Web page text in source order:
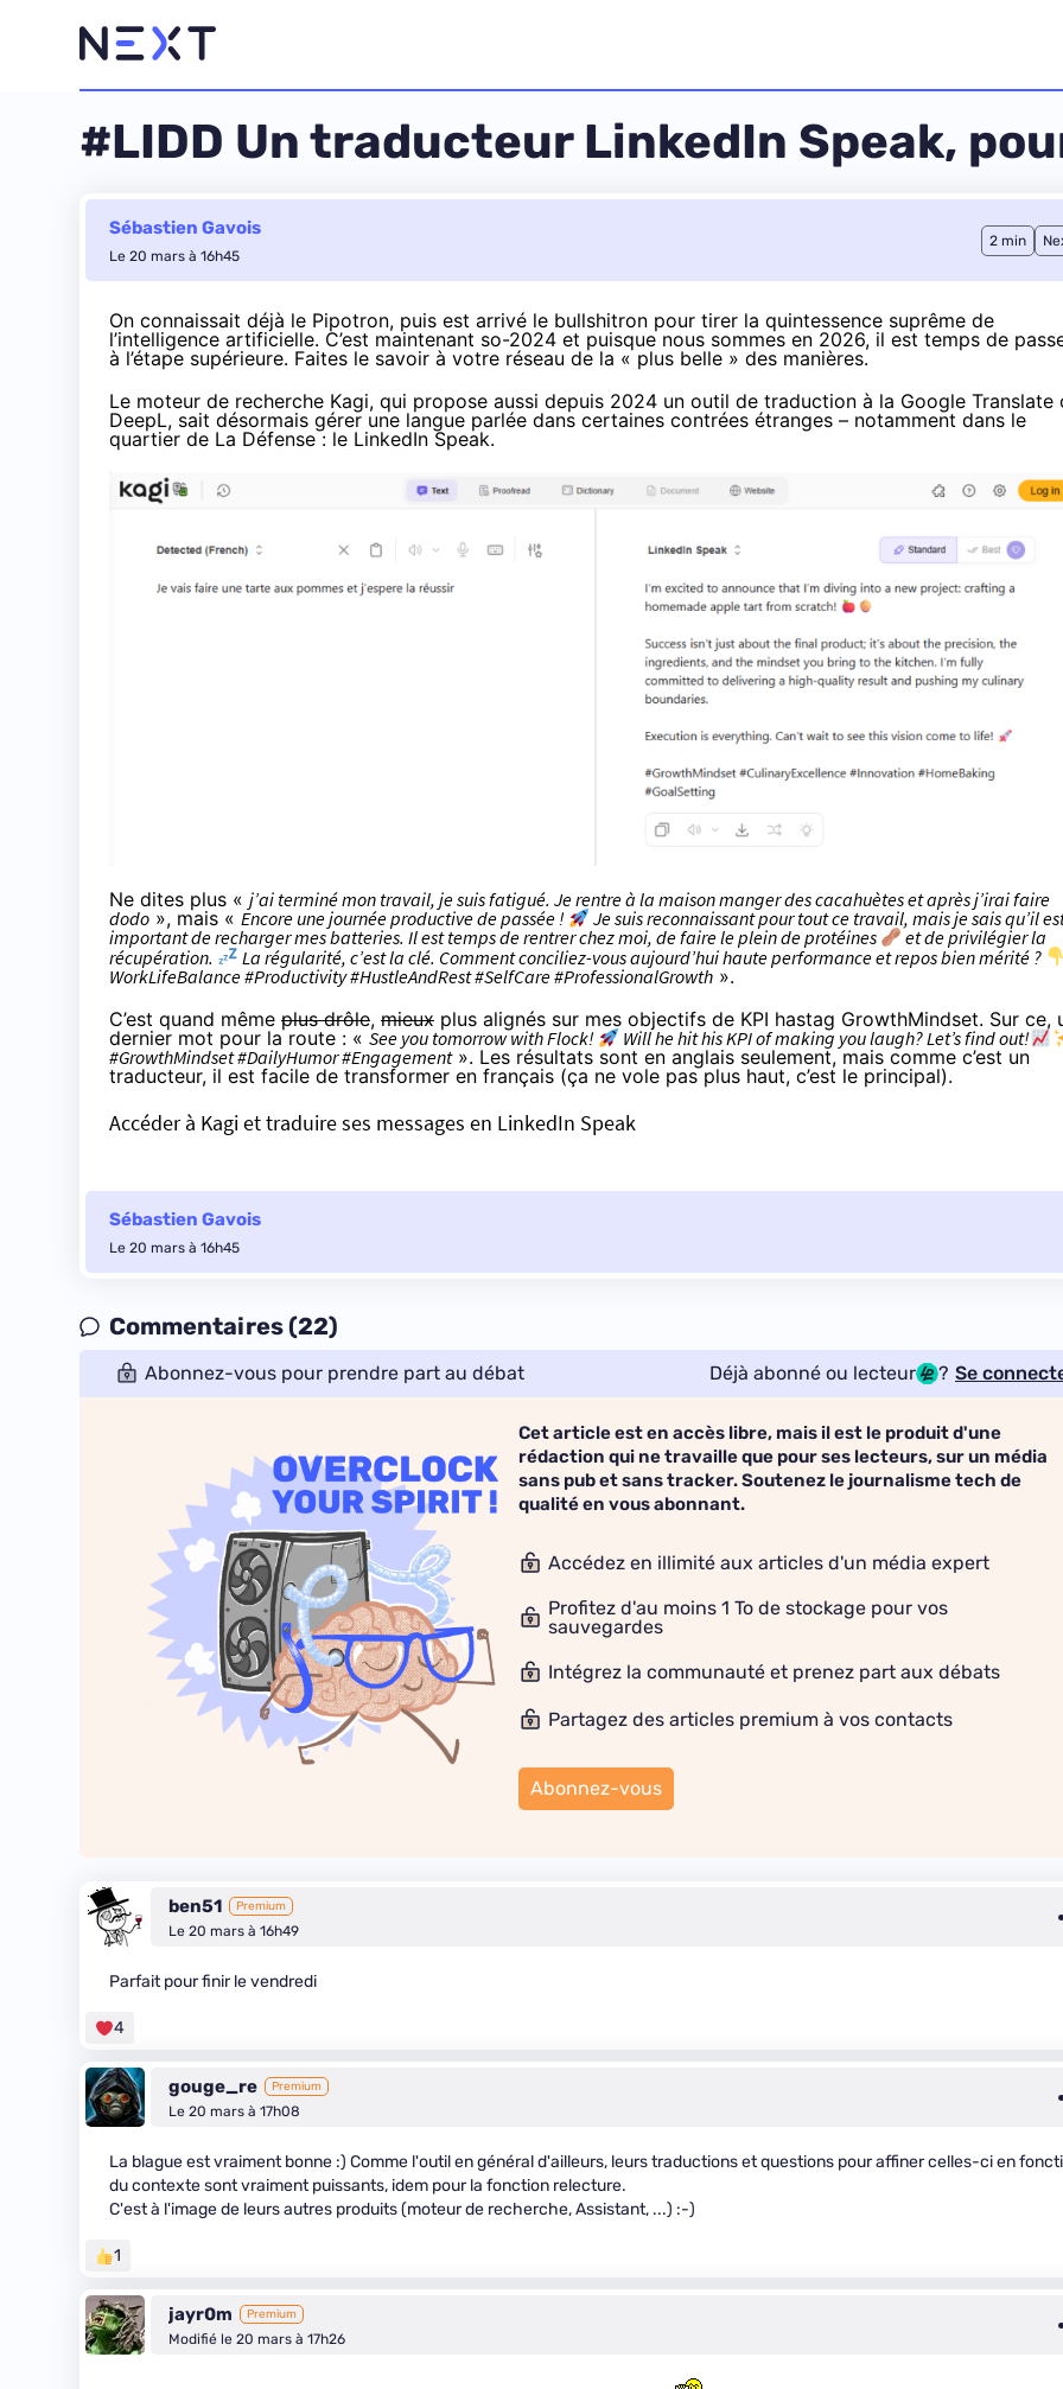
#LIDD Un traducteur LinkedIn Speak,
Sébastien Gavois
Le 20 mars à 16h45
2 min
On connaissait déjà le Pipotron, puis est arrivé le bullshitron pour tirer la quintessence suprême de
l’intelligence artificielle. C’est maintenant so-2024 et puisque nous sommes en 2026, il est temps de
à l’étape supérieure. Faites le savoir à votre réseau de la « plus belle » des manières.
Le moteur de recherche Kagi, qui propose aussi depuis 2024 un outil de traduction à la Google Translate
DeepL, sait désormais gérer une langue parlée dans certaines contrées étranges – notamment dans le
quartier de La Défense : le LinkedIn Speak.
Ne dites plus « j’ai terminé mon travail, je suis fatigué. Je rentre à la maison manger des cacahuètes et après j’irai faire
dodo », mais « Encore une journée productive de passée !
Je suis reconnaissant pour tout ce travail, mais je sais qu’il
important de recharger mes batteries. Il est temps de rentrer chez moi, de faire le plein de protéines
et de privilégier la
récupération.
La régularité, c’est la clé. Comment conciliez-vous aujourd’hui haute performance et repos bien mérité ?
WorkLifeBalance #Productivity #HustleAndRest #SelfCare #ProfessionalGrowth ».
C’est quand même plus drôle, mieux plus alignés sur mes objectifs de KPI hastag GrowthMindset. Sur ce,
dernier mot pour la route : « See you tomorrow with Flock!
Will he hit his KPI of making you laugh? Let’s find out!
#GrowthMindset #DailyHumor #Engagement». Les résultats sont en anglais seulement, mais comme c’est un
traducteur, il est facile de transformer en français (ça ne vole pas plus haut, c’est le principal).
Accéder à Kagi et traduire ses messages en LinkedIn Speak
Sébastien Gavois
Le 20 mars à 16h45
Commentaires (22)
Abonnez-vous pour prendre part au débat Déjà abonné ou lecteur ? Se
Cet article est en accès libre, mais il est le produit d'une
rédaction qui ne travaille que pour ses lecteurs, sur un média
sans pub et sans tracker. Soutenez le journalisme tech de
qualité en vous abonnant.
Accédez en illimité aux articles d'un média expert
Profitez d'au moins 1 To de stockage pour vos
sauvegardes
Intégrez la communauté et prenez part aux débats
Partagez des articles premium à vos contacts
Abonnez-vous
ben51 Premium
Le 20 mars à 16h49
Parfait pour finir le vendredi
4
gouge_re Premium
Le 20 mars à 17h08
La blague est vraiment bonne :) Comme l'outil en général d'ailleurs, leurs traductions et questions pour affiner celles-ci en
du contexte sont vraiment puissants, idem pour la fonction relecture.
C'est à l'image de leurs autres produits (moteur de recherche, Assistant, ...) :-)
1
jayr0m Premium
Modifié le 20 mars à 17h26